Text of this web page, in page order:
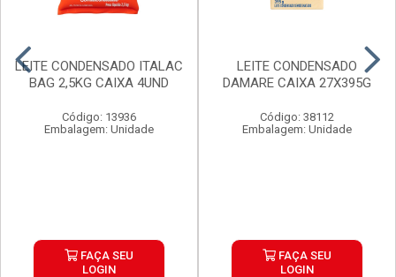
LEITE CONDENSADO ITALAC
BAG 2,5KG CAIXA 4UND
Código: 13936
Embalagem: Unidade
FAÇA SEU
LOGIN
LEITE CONDENSADO
DAMARE CAIXA 27X395G
Código: 38112
Embalagem: Unidade
FAÇA SEU
LOGIN